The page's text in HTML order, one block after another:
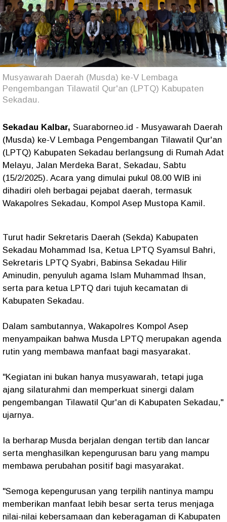
Musyawarah Daerah (Musda) ke-V Lembaga
Pengembangan Tilawatil Qur'an (LPTQ) Kabupaten
Sekadau.
Sekadau Kalbar, Suaraborneo.id - Musyawarah Daerah
(Musda) ke-V Lembaga Pengembangan Tilawatil Qur'an
(LPTQ) Kabupaten Sekadau berlangsung di Rumah Adat
Melayu, Jalan Merdeka Barat, Sekadau, Sabtu
(15/2/2025). Acara yang dimulai pukul 08.00 WIB ini
dihadiri oleh berbagai pejabat daerah, termasuk
Wakapolres Sekadau, Kompol Asep Mustopa Kamil.
Turut hadir Sekretaris Daerah (Sekda) Kabupaten
Sekadau Mohammad Isa, Ketua LPTQ Syamsul Bahri,
Sekretaris LPTQ Syabri, Babinsa Sekadau Hilir
Aminudin, penyuluh agama Islam Muhammad Ihsan,
serta para ketua LPTQ dari tujuh kecamatan di
Kabupaten Sekadau.
Dalam sambutannya, Wakapolres Kompol Asep
menyampaikan bahwa Musda LPTQ merupakan agenda
rutin yang membawa manfaat bagi masyarakat.
"Kegiatan ini bukan hanya musyawarah, tetapi juga
ajang silaturahmi dan memperkuat sinergi dalam
pengembangan Tilawatil Qur'an di Kabupaten Sekadau,"
ujarnya.
Ia berharap Musda berjalan dengan tertib dan lancar
serta menghasilkan kepengurusan baru yang mampu
membawa perubahan positif bagi masyarakat.
"Semoga kepengurusan yang terpilih nantinya mampu
memberikan manfaat lebih besar serta terus menjaga
nilai-nilai kebersamaan dan keberagaman di Kabupaten